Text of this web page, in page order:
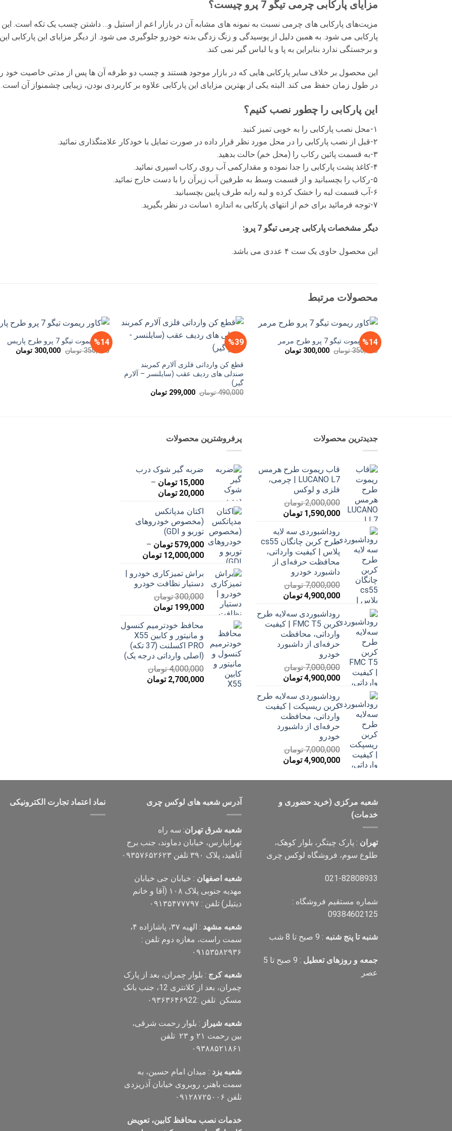
مزایای پارکابی چرمی تیگو 7 پرو چیست؟
مزیت‌های پارکابی های چرمی نسبت به نمونه های مشابه آن در بازار اعم از استیل و… داشتن چسب یک تکه است.
پارکابی می شود. به همین دلیل از پوسیدگی و زنگ زدگی بدنه خودرو جلوگیری می شود. از دیگر مزایای این
و برجستگی ندارد بنابراین به پا و یا لباس گیر نمی کند.
این محصول بر خلاف سایر پارکابی هایی که در بازار موجود هستند و چسب دو طرفه آن ها پس از مدتی خاصیت
در طول زمان حفظ می کند. البته یکی از بهترین مزایای این پارکابی علاوه بر کاربردی بودن، زیبایی چشمنواز آن است.
این پارکابی را چطور نصب کنیم؟
۱-محل نصب پارکابی را به خوبی تمیز کنید.
۲-قبل از نصب پارکابی را در محل مورد نظر قرار داده در صورت تمایل با خودکار علامتگذاری نمائید.
۳-به قسمت پائین رکاب را (محل خم) حالت بدهید.
۴-کاغذ پشت پارکابی را جدا نموده و مقدارکمی آب روی رکاب اسپری نمائید.
۵-رکاب را بچسبانید و از قسمت وسط به طرفین آب زیرآن را با دست خارج نمائید.
۶-آب قسمت لبه را خشک کرده و لبه رابه طرف پایین بچسبانید.
۷-توجه فرمائید برای خم از انتهای پارکابی به اندازه ۱سانت در نظر بگیرید.
دیگر مشخصات پارکابی چرمی تیگو 7 پرو:
این محصول حاوی یک ست ۴ عددی می باشد.
محصولات مرتبط
%14
کاور ریموت تیگو 7 پرو طرح مرمر
350,000 تومان قیمت
اصلی
300,000 تومان
300,000 تومان
%39
قطع کن وارداتی فلزی آلارم کمربند
صندلی های ردیف عقب (سایلنسر – آلارم
گیر)
490,000 تومان قیمت
اصلی
299,000 تومان
%14
کاور ریموت تیگو 7 پرو طرح پاریس
350,000 تومان قیمت
اصلی
300,000 تومانقیمت
جدیدترین محصولات
قاب ریموت طرح هرمس
LUCANO L7 | چرمی،
فلزی و لوکس
2,000,000 تومان
قیمت
2,000,000 تومان
بود.
1,590,000 تومان
1,590,000 تومان
است.
روداشبوردی سه‌ لایه
طرح کربن چانگان cs55
پلاس | کیفیت وارداتی،
محافظت حرفه‌ای از
داشبورد خودرو
7,000,000 تومان
قیمت
7,000,000 تومان
بود.
4,900,000 تومان
4,900,000 تومان
است.
روداشبوردی سه‌لایه طرح
کربن FMC T5 | کیفیت
وارداتی، محافظت
حرفه‌ای از داشبورد
خودرو
7,000,000 تومان
قیمت
7,000,000 تومان
بود.
4,900,000 تومان
است.
روداشبوردی سه‌لایه طرح
کربن ریسپکت | کیفیت
وارداتی، محافظت
حرفه‌ای از داشبورد
خودرو
7,000,000 تومان
قیمت
7,000,000 تومان
4,900,000 تومان
4,900,000 تومان
پرفروشترین محصولات
ضربه گیر شوک درب
15,000 تومان –
20,000 تومان
تا
اکتان مدپاتکس
(مخصوص خودروهای
توربو و GDI)
579,000 تومان –
12,000,000 تومان
تا
براش تمیزکاری خودرو |
دستیار نظافت خودرو
300,000 تومان
قیمت
300,000 تومان
بود.
199,000 تومان
199,000 تومان
است.
محافظ خودترمیم کنسول
و مانیتور و کابین X55
PRO اکسلنت (37 تکه)
(اصلی وارداتی درجه یک)
4,000,000 تومان
قیمت
2,700,000 تومان
شعبه مرکزی (خرید حضوری و
خدمات)
تهران : پارک چیتگر، بلوار کوهک،
طلوع سوم، فروشگاه لوکس چری
021-82808933
شماره مستقیم فروشگاه :
09384602125
شنبه تا پنج شنبه : 9 صبح تا 8 شب
جمعه و روزهای تعطیل
: 9 صبح تا 5
عصر
آدرس شعبه های لوکس چری
شعبه شرق تهران: سه راه
تهرانپارس، خیابان دماوند، جنب برج
آناهید، پلاک ۳۹۰ تلفن ۰۹۳۵۷۶۵۲۶۲۳
شعبه اصفهان : خیابان جی خیابان
مهدیه جنوبی پلاک ۱۰۸ (آقا و خانم
دیتیلر) تلفن : ۰۹۱۳۵۴۷۷۷۹۷
شعبه مشهد
: الهیه ۳۷، پاشازاده ۴،
سمت راست، مغازه دوم تلفن :
۰۹۱۵۳۵۸۲۹۳۶
شعبه کرج : بلوار چمران، بعد از پارک
چمران، بعد از کلانتری 12، جنب بانک
مسکن تلفن :۰۹۳۶۳۶۴۶۹22
شعبه شیراز : بلوار رحمت شرقی،
بین رحمت ۲۱ و ۲۳ تلفن
۰۹۳۸۸۵۲۱۸۶۱
شعبه یزد : میدان امام حسین، به
سمت باهنر، روبروی خیابان آذریزدی
تلفن ۰۹۱۲۸۷۲۵۰۰۶
خدمات نصب محافظ کابین، تعویض
نماد اعتماد تجارت الكترونیكی